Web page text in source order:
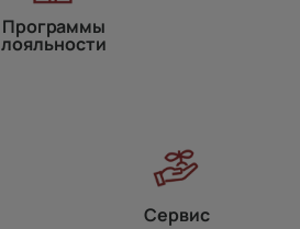
Программы
лояльности
Сервис